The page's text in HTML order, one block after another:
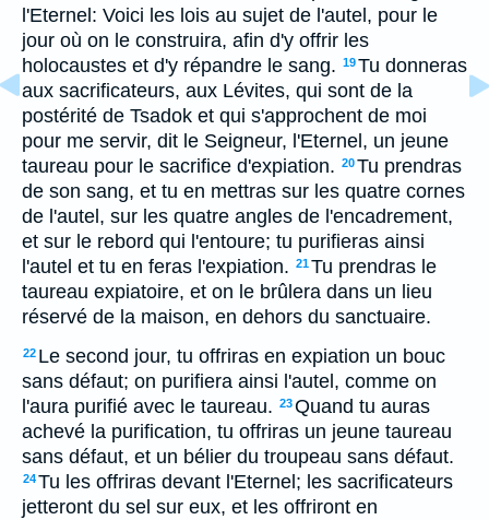
l'Eternel: Voici les lois au sujet de l'autel, pour le
jour où on le construira, afin d'y offrir les
holocaustes et d'y répandre le sang. 19Tu donneras
aux sacrificateurs, aux Lévites, qui sont de la
postérité de Tsadok et qui s'approchent de moi
pour me servir, dit le Seigneur, l'Eternel, un jeune
taureau pour le sacrifice d'expiation. 20Tu prendras
de son sang, et tu en mettras sur les quatre cornes
de l'autel, sur les quatre angles de l'encadrement,
et sur le rebord qui l'entoure; tu purifieras ainsi
l'autel et tu en feras l'expiation. 21Tu prendras le
taureau expiatoire, et on le brûlera dans un lieu
réservé de la maison, en dehors du sanctuaire.
22 Le second jour, tu offriras en expiation un bouc
sans défaut; on purifiera ainsi l'autel, comme on
l'aura purifié avec le taureau. 23Quand tu auras
achevé la purification, tu offriras un jeune taureau
sans défaut, et un bélier du troupeau sans défaut.
24Tu les offriras devant l'Eternel; les sacrificateurs
jetteront du sel sur eux, et les offriront en